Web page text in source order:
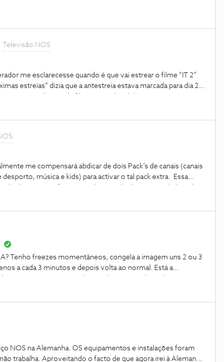
Televisão NOS
me esclarecesse quando é que vai estrear o filme “IT 2”
estreias” dizia que a antestreia estava marcada para dia 2
que ainda vou poder alugar este filme?. Obrigado!
me compensará abdicar de dois Pack’s de canais (canais
música e kids) para activar o tal pack extra. Essa
plafond permitiria-me ativar o Pack Extra? Desde já,
Tenho freezes momentâneos, congela a imagem uns 2 ou 3
a cada 3 minutos e depois volta ao normal. Está a
NOS na Alemanha. OS equipamentos e instalações foram
trabalha. Aproveitando o facto de que agora irei à Alemanha